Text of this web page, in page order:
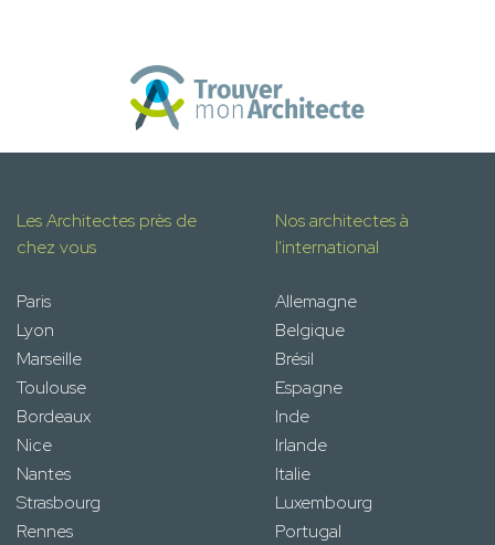
Les Architectes près de
chez vous
Paris
Lyon
Marseille
Toulouse
Bordeaux
Nice
Nantes
Strasbourg
Rennes
Nos architectes à
l'international
Allemagne
Belgique
Brésil
Espagne
Inde
Irlande
Italie
Luxembourg
Portugal